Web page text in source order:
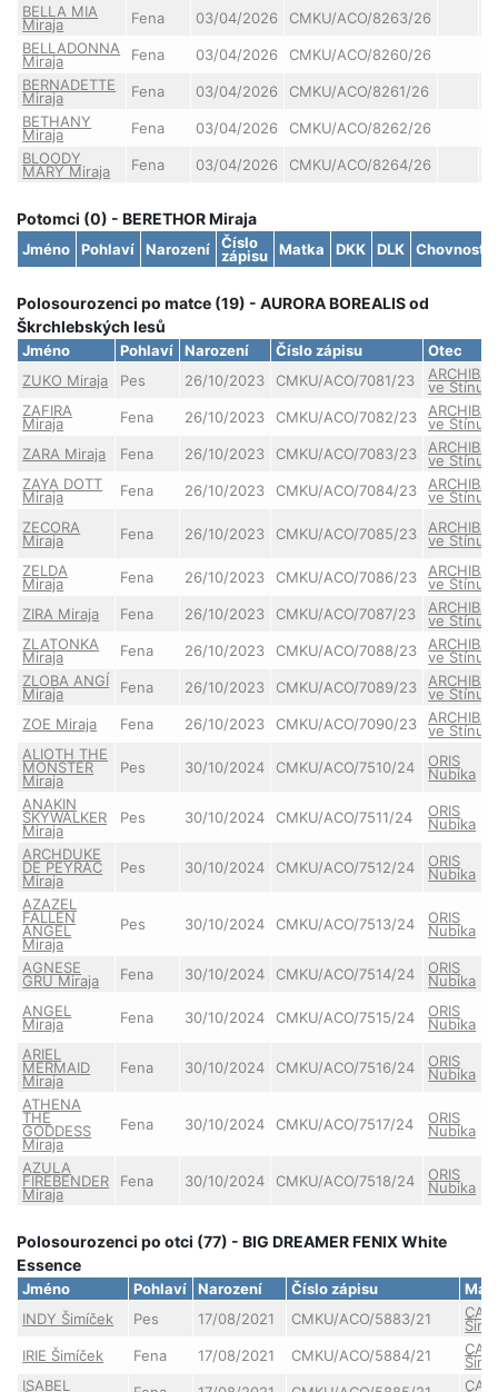
BELLA MIA
Miraja Fena 03/04/2026
CMKU/ACO/8263/26
BELLADONNA
Miraja Fena 03/04/2026
CMKU/ACO/8260/26
BERNADETTE
Miraja Fena 03/04/2026
CMKU/ACO/8261/26
BETHANY
Miraja Fena 03/04/2026
CMKU/ACO/8262/26
BLOODY
MARY Miraja Fena 03/04/2026 CMKU/ACO/8264/26
Potomci (0) - BERETHOR Miraja
Jméno Pohlaví Narození Číslo
zápisu Matka DKK DLK Chovnost
Polosourozenci po matce (19) - AURORA BOREALIS od
Škrchlebských lesů
Jméno Pohlaví Narození Číslo zápisu
Otec
ZUKO Miraja
Pes 26/10/2023 CMKU/ACO/7081/23
ve Stínu
ZAFIRA
Miraja Fena 26/10/2023 CMKU/ACO/7082/23
ve Stínu
ZARA Miraja
Fena 26/10/2023 CMKU/ACO/7083/23
ve Stínu
ZAYA DOTT
Miraja Fena 26/10/2023 CMKU/ACO/7084/23
ve Stínu
ZECORA
Miraja Fena 26/10/2023 CMKU/ACO/7085/23
ve Stínu
ZELDA
Miraja Fena 26/10/2023 CMKU/ACO/7086/23
ve Stínu
ZIRA Miraja
Fena 26/10/2023 CMKU/ACO/7087/23
ve Stínu
ZLATONKA
Miraja Fena 26/10/2023 CMKU/ACO/7088/23
ve Stínu
ZLOBA ANGÍ
Miraja Fena 26/10/2023 CMKU/ACO/7089/23
ve Stínu
ZOE Miraja
Fena 26/10/2023 CMKU/ACO/7090/23
ve Stínu
ALIOTH THE
MONSTER
Miraja
Pes 30/10/2024 CMKU/ACO/7510/24 ORIS
Nubika
ANAKIN
SKYWALKER
Miraja
Pes 30/10/2024 CMKU/ACO/7511/24 ORIS
Nubika
ARCHDUKE
DE PEYRAC
Miraja
Pes 30/10/2024 CMKU/ACO/7512/24 ORIS
Nubika
AZAZEL
FALLEN
ANGEL
Miraja
Pes 30/10/2024 CMKU/ACO/7513/24 ORIS
Nubika
AGNESE
GRU Miraja Fena 30/10/2024 CMKU/ACO/7514/24 ORIS
Nubika
ANGEL
Miraja Fena 30/10/2024 CMKU/ACO/7515/24 ORIS
Nubika
ARIEL
MERMAID
Miraja
Fena 30/10/2024 CMKU/ACO/7516/24 ORIS
Nubika
ATHENA
THE
GODDESS
Miraja
Fena 30/10/2024 CMKU/ACO/7517/24 ORIS
Nubika
AZULA
FIREBENDER
Miraja
Fena 30/10/2024 CMKU/ACO/7518/24 ORIS
Nubika
Polosourozenci po otci (77) - BIG DREAMER FENIX White
Essence
Jméno Pohlaví Narození Číslo zápisu
INDY Šimíček
Pes 17/08/2021 CMKU/ACO/5883/21
IRIE Šimíček
Fena 17/08/2021 CMKU/ACO/5884/21
ISABEL